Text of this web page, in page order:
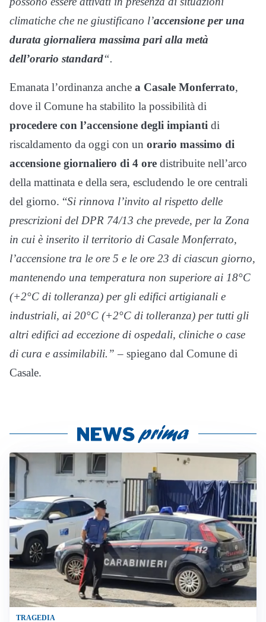
climatiche che ne giustificano l’accensione per una
durata giornaliera massima pari alla metà
dell’orario standard“.
Emanata l’ordinanza anche a Casale Monferrato,
dove il Comune ha stabilito la possibilità di
procedere con l’accensione degli impianti di
riscaldamento da oggi con un orario massimo di
accensione giornaliero di 4 ore distribuite nell’arco
della mattinata e della sera, escludendo le ore centrali
del giorno. “Si rinnova l’invito al rispetto delle
prescrizioni del DPR 74/13 che prevede, per la Zona
in cui è inserito il territorio di Casale Monferrato,
l’accensione tra le ore 5 e le ore 23 di ciascun giorno,
mantenendo una temperatura non superiore ai 18°C
(+2°C di tolleranza) per gli edifici artigianali e
industriali, ai 20°C (+2°C di tolleranza) per tutti gli
altri edifici ad eccezione di ospedali, cliniche o case
di cura e assimilabili.” – spiegano dal Comune di
Casale.
TRAGEDIA